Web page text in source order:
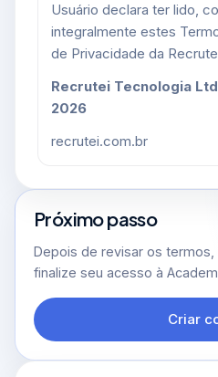
Usuário declara ter lido,
integralmente estes
de Privacidade da
Recrutei Tecnologia
2026
recrutei.com.br
Próximo passo
Depois de revisar os
finalize seu acesso à
Criar